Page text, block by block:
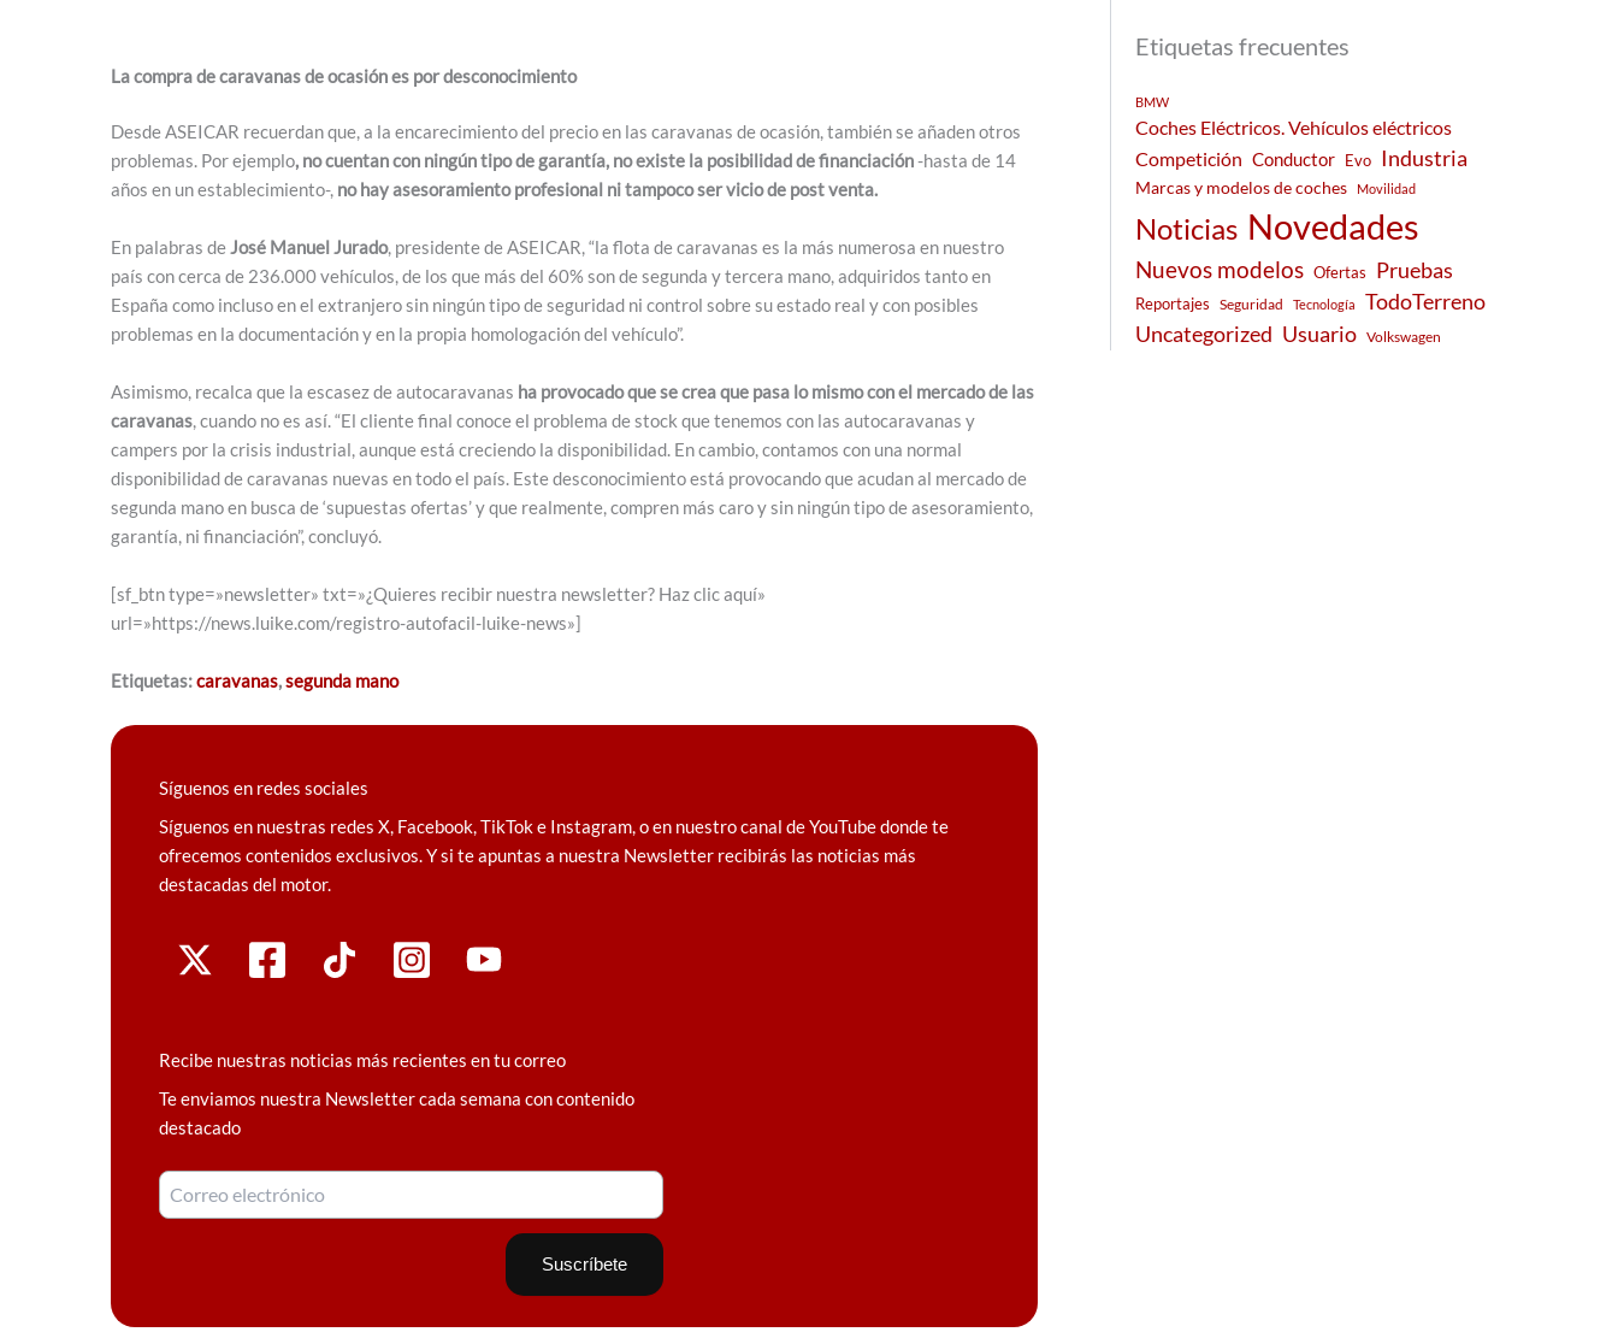
La compra de caravanas de ocasión es por desconocimiento
Desde ASEICAR recuerdan que, a la encarecimiento del precio en las caravanas de ocasión, también se añaden otros
problemas. Por ejemplo, no cuentan con ningún tipo de garantía, no existe la posibilidad de financiación-hasta de 14
años en un establecimiento-, no hay asesoramiento profesional ni tampoco ser vicio de post venta.
En palabras deJosé Manuel Jurado, presidente de ASEICAR, “la flota de caravanas es la más numerosa en nuestro
país con cerca de 236.000 vehículos, de los que más del 60% son de segunda y tercera mano, adquiridos tanto en
España como incluso en el extranjero sin ningún tipo de seguridad ni control sobre su estado real y con posibles
problemas en la documentación y en la propia homologación del vehículo”.
Asimismo, recalca que la escasez de autocaravanas ha provocado que se crea que pasa lo mismo con el mercado de las
caravanas, cuando no es así. “El cliente final conoce el problema de stock que tenemos con las autocaravanas y
campers por la crisis industrial, aunque está creciendo la disponibilidad. En cambio, contamos con una normal
disponibilidad de caravanas nuevas en todo el país. Este desconocimiento está provocando que acudan al mercado de
segunda mano en busca de ‘supuestas ofertas’ y que realmente, compren más caro y sin ningún tipo de asesoramiento,
garantía, ni financiación”, concluyó.
[sf_btn type=»newsletter» txt=»¿Quieres recibir nuestra newsletter? Haz clic aquí»
url=»https://news.luike.com/registro-autofacil-luike-news»]
Etiquetas:caravanas,segunda mano
Síguenos en redes sociales
Síguenos en nuestras redes X, Facebook, TikTok e Instagram, o en nuestro canal de YouTube donde te
ofrecemos contenidos exclusivos. Y si te apuntas a nuestra Newsletter recibirás las noticias más
destacadas del motor.
Recibe nuestras noticias más recientes en tu correo
Te enviamos nuestra Newsletter cada semana con contenido
destacado
Etiquetas frecuentes
BMW
Coches Eléctricos. Vehículos eléctricos
Competición Conductor Evo Industria
Marcas y modelos de coches Movilidad
Noticias Novedades
Nuevos modelos Ofertas Pruebas
Reportajes Seguridad Tecnología
TodoTerreno
Uncategorized Usuario Volkswagen